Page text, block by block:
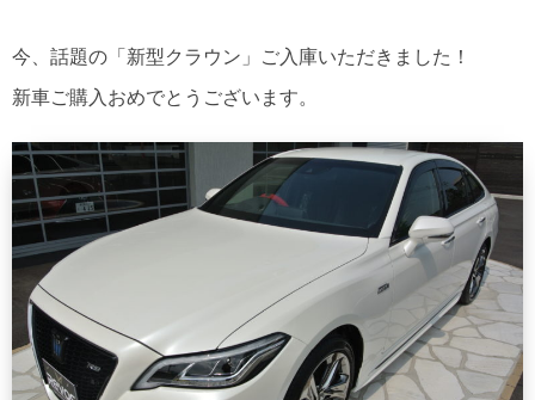
今、話題の「新型クラウン」ご入庫いただきました！
新車ご購入おめでとうございます。